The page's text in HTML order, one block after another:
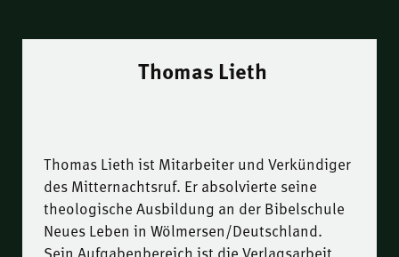
Thomas Lieth
Thomas Lieth ist Mitarbeiter und Verkündiger
des Mitternachtsruf. Er absolvierte seine
theologische Ausbildung an der Bibelschule
Neues Leben in Wölmersen/Deutschland.
Sein Aufgabenbereich ist die Verlagsarbeit